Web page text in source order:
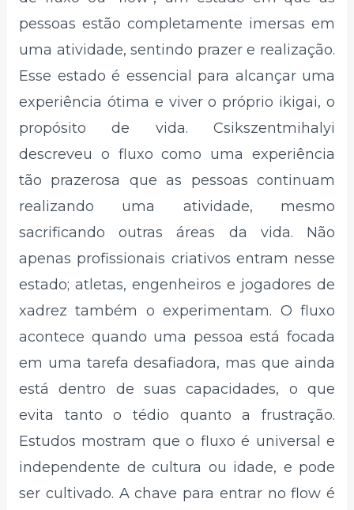
pessoas estão completamente imersas em
uma atividade, sentindo prazer e realização.
Esse estado é essencial para alcançar uma
experiência ótima e viver o próprio ikigai, o
propósito de vida. Csikszentmihalyi
descreveu o fluxo como uma experiência
tão prazerosa que as pessoas continuam
realizando uma atividade, mesmo
sacrificando outras áreas da vida. Não
apenas profissionais criativos entram nesse
estado; atletas, engenheiros e jogadores de
xadrez também o experimentam. O fluxo
acontece quando uma pessoa está focada
em uma tarefa desafiadora, mas que ainda
está dentro de suas capacidades, o que
evita tanto o tédio quanto a frustração.
Estudos mostram que o fluxo é universal e
independente de cultura ou idade, e pode
ser cultivado. A chave para entrar no flow é